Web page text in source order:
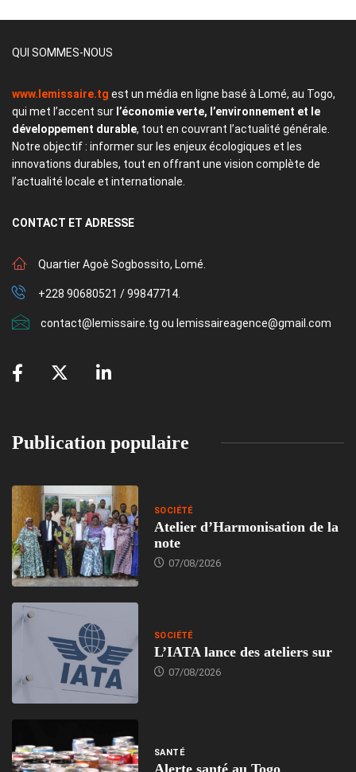
QUI SOMMES-NOUS
www.lemissaire.tg est un média en ligne basé à Lomé, au Togo,
qui met l’accent sur l’économie verte, l’environnement et le
développement durable, tout en couvrant l’actualité générale.
Notre objectif : informer sur les enjeux écologiques et les
innovations durables, tout en offrant une vision complète de
l’actualité locale et internationale.
CONTACT ET ADRESSE
Quartier Agoè Sogbossito, Lomé.
+228 90680521 / 99847714.
contact@lemissaire.tg ou lemissaireagence@gmail.com
Publication populaire
SOCIÉTÉ
Atelier d’Harmonisation de la
note
07/08/2026
SOCIÉTÉ
L’IATA lance des ateliers sur
07/08/2026
SANTÉ
Alerte santé au Togo